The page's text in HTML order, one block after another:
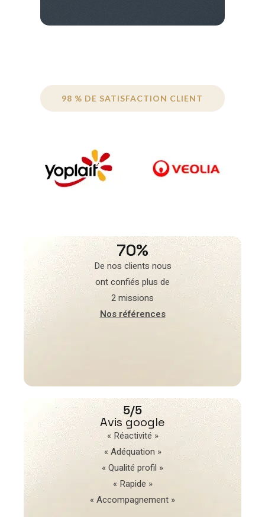
98 % DE SATISFACTION CLIENT
70%
De nos clients nous
ont confiés plus de
2 missions
Nos références
5/5
Avis google
« Réactivité »
« Adéquation »
« Qualité profil »
« Rapide »
« Accompagnement »